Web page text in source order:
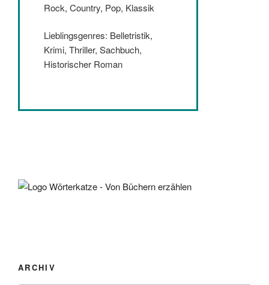
Rock, Country, Pop, Klassik
Lieblingsgenres: Belletristik,
Krimi, Thriller, Sachbuch,
Historischer Roman
ARCHIV